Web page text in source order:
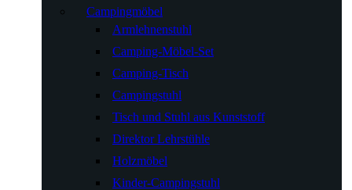
Campingmöbel
Armlehnenstuhl
Camping-Möbel-Set
Camping-Tisch
Campingstuhl
Tisch und Stuhl aus Kunststoff
Direktor Lehrstühle
Holzmöbel
Kinder-Campingstuhl